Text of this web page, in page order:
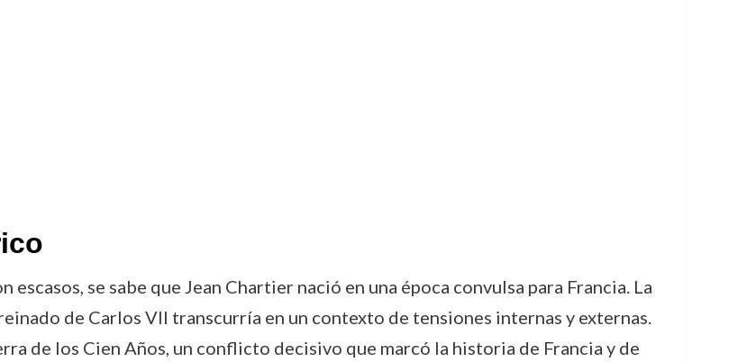
se sabe que Jean Chartier nació en una época convulsa para Francia. La
de Carlos VII transcurría en un contexto de tensiones internas y externas.
de los Cien Años, un conflicto decisivo que marcó la historia de Francia y de